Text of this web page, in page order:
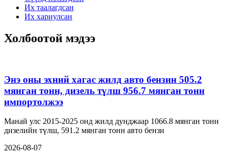
Их таалагдсан
Их хариулсан
Холбоотой мэдээ
Энэ оны эхний хагас жилд авто бензин 505.2
мянган тонн, дизель түлш 956.7 мянган тонн
импортолжээ
Манай улс 2015-2025 онд жилд дунджаар 1066.8 мянган тонн
дизелийн түлш, 591.2 мянган тонн авто бензи
2026-08-07